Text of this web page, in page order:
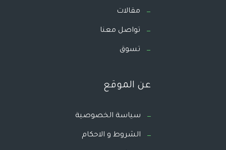
مقالات
تواصل معنا
تسوق
عن الموقع
سياسة الخصوصية
الشروط و الاحكام